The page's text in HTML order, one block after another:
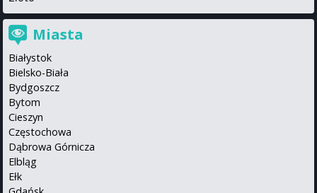
Miasta
Białystok
Bielsko-Biała
Bydgoszcz
Bytom
Cieszyn
Częstochowa
Dąbrowa Górnicza
Elbląg
Ełk